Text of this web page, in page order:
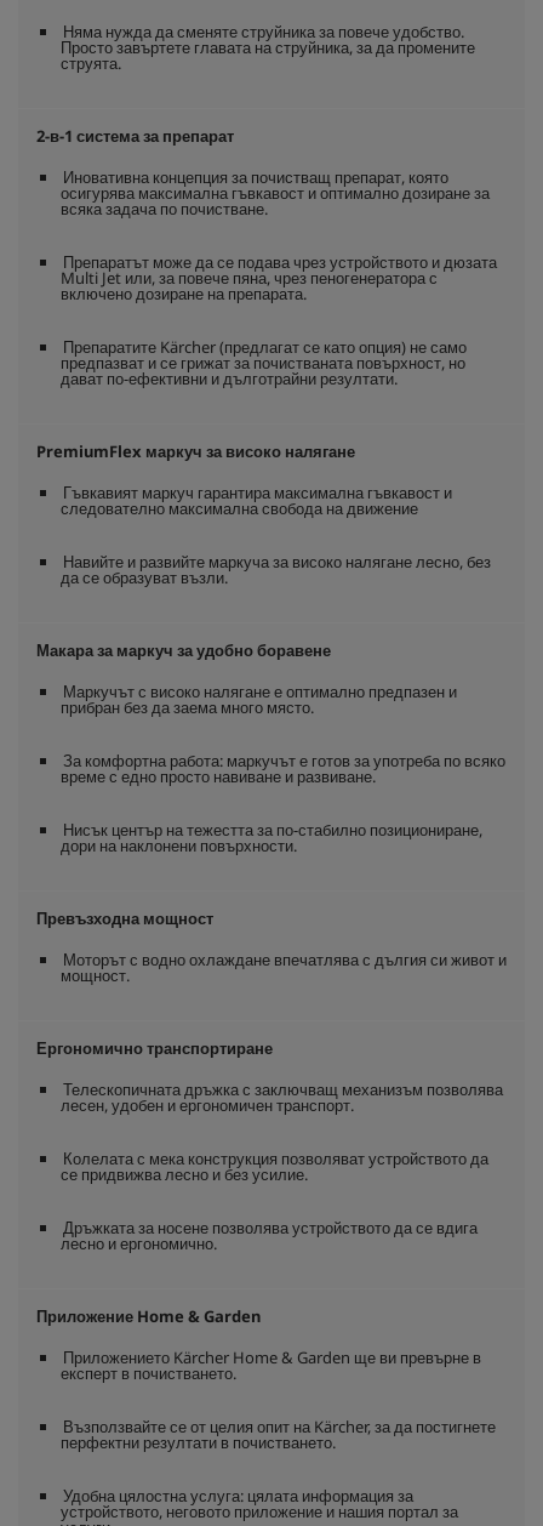
Няма нужда да сменяте струйника за повече удобство.
Просто завъртете главата на струйника, за да промените
струята.
2-в-1 система за препарат
Иновативна концепция за почистващ препарат, която
осигурява максимална гъвкавост и оптимално дозиране за
всяка задача по почистване.
Препаратът може да се подава чрез устройството и дюзата
Multi Jet или, за повече пяна, чрез пеногенератора с
включено дозиране на препарата.
Препаратите Kärcher (предлагат се като опция) не само
предпазват и се грижат за почистваната повърхност, но
дават по-ефективни и дълготрайни резултати.
PremiumFlex маркуч за високо налягане
Гъвкавият маркуч гарантира максимална гъвкавост и
следователно максимална свобода на движение
Навийте и развийте маркуча за високо налягане лесно, без
да се образуват възли.
Макара за маркуч за удобно боравене
Маркучът с високо налягане е оптимално предпазен и
прибран без да заема много място.
За комфортна работа: маркучът е готов за употреба по всяко
време с едно просто навиване и развиване.
Нисък център на тежестта за по-стабилно позициониране,
дори на наклонени повърхности.
Превъзходна мощност
Моторът с водно охлаждане впечатлява с дългия си живот и
мощност.
Ергономично транспортиране
Телескопичната дръжка с заключващ механизъм позволява
лесен, удобен и ергономичен транспорт.
Колелата с мека конструкция позволяват устройството да
се придвижва лесно и без усилие.
Дръжката за носене позволява устройството да се вдига
лесно и ергономично.
Приложение Home & Garden
Приложението Kärcher Home & Garden ще ви превърне в
експерт в почистването.
Възползвайте се от целия опит на Kärcher, за да постигнете
перфектни резултати в почистването.
Удобна цялостна услуга: цялата информация за
устройството, неговото приложение и нашия портал за